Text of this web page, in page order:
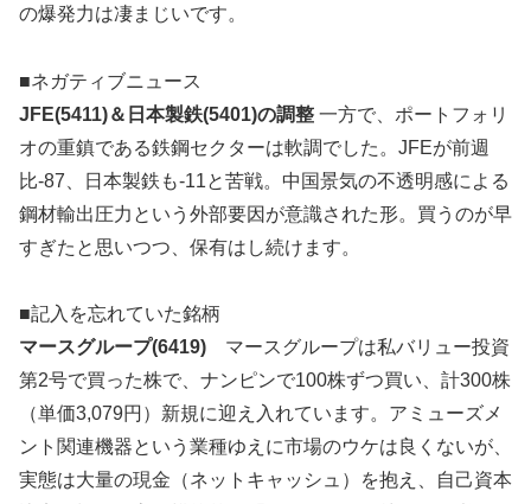
の爆発力は凄まじいです。
■ネガティブニュース
JFE(5411)＆日本製鉄(5401)の調整 一方で、ポートフォリ
オの重鎮である鉄鋼セクターは軟調でした。JFEが前週
比-87、日本製鉄も-11と苦戦。中国景気の不透明感による
鋼材輸出圧力という外部要因が意識された形。買うのが早
すぎたと思いつつ、保有はし続けます。
■記入を忘れていた銘柄
マースグループ(6419) マースグループは私バリュー投資
第2号で買った株で、ナンピンで100株ずつ買い、計300株
（単価3,079円）新規に迎え入れています。アミューズメ
ント関連機器という業種ゆえに市場のウケは良くないが、
実態は大量の現金（ネットキャッシュ）を抱え、自己資本